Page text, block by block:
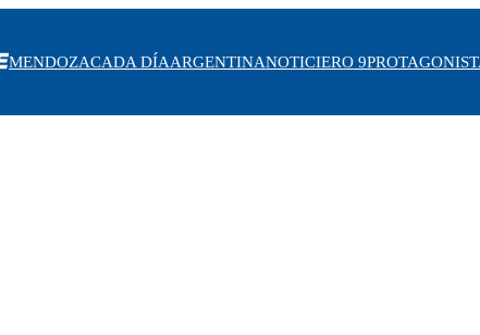
MENDOZACADA DÍAARGENTINANOTICIERO 9